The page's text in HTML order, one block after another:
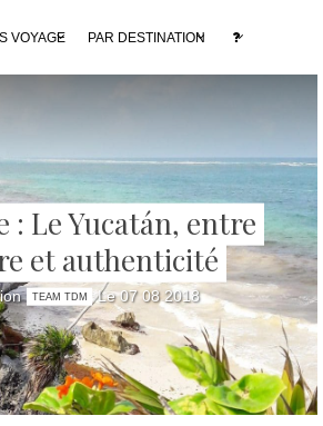
VOYAGE PAR DESTINATION
: Le Yucatán, entre
et authenticité
TEAM TDM Le 07 08 2018